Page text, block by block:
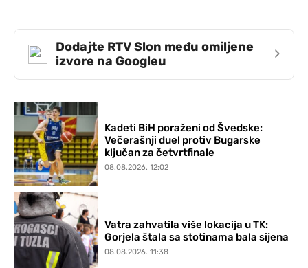
Dodajte RTV Slon među omiljene
izvore na Googleu
›
Kadeti BiH poraženi od Švedske:
Večerašnji duel protiv Bugarske
ključan za četvrtfinale
08.08.2026. 12:02
Vatra zahvatila više lokacija u TK:
Gorjela štala sa stotinama bala sijena
08.08.2026. 11:38